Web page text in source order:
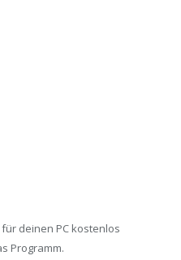
für deinen PC kostenlos
Programm.